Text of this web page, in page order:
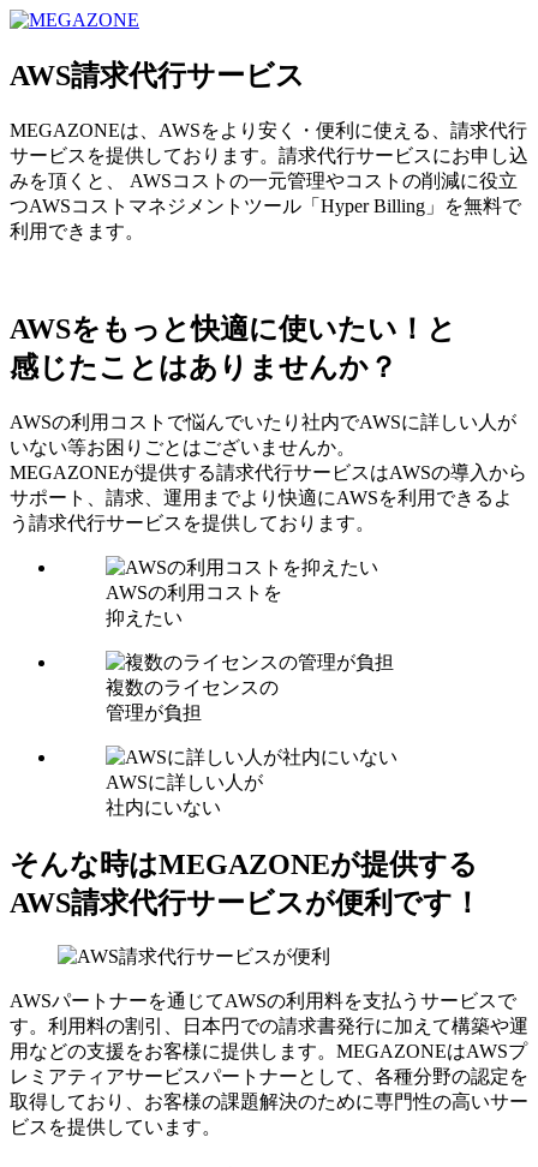
AWS請求代行サービス
MEGAZONEは、AWSをより安く・便利に使える、請求代行
サービスを提供しております。請求代行サービスにお申し込
みを頂くと、 AWSコストの一元管理やコストの削減に役立
つAWSコストマネジメントツール「Hyper Billing」を無料で
利用できます。
AWSをもっと快適に使いたい！と
感じたことはありませんか？
AWSの利用コストで悩んでいたり社内でAWSに詳しい人が
いない等お困りごとはございませんか。
MEGAZONEが提供する請求代行サービスはAWSの導入から
サポート、請求、運用までより快適にAWSを利用できるよ
う請求代行サービスを提供しております。
AWSの利用コストを
抑えたい
複数のライセンスの
管理が負担
AWSに詳しい人が
社内にいない
そんな時はMEGAZONEが提供する
AWS請求代行サービスが便利です！
AWSパートナーを通じてAWSの利用料を支払うサービスで
す。利用料の割引、日本円での請求書発行に加えて構築や運
用などの支援をお客様に提供します。MEGAZONEはAWSプ
レミアティアサービスパートナーとして、各種分野の認定を
取得しており、お客様の課題解決のために専門性の高いサー
ビスを提供しています。